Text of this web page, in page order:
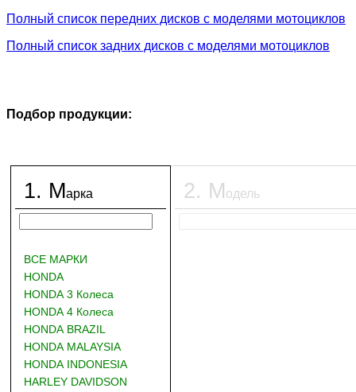
Полный список передних дисков с моделями мотоциклов
Полный список задних дисков с моделями мотоциклов
Подбор продукции:
1. Марка
ВСЕ МАРКИ
HONDA
HONDA 3 Колеса
HONDA 4 Колеса
HONDA BRAZIL
HONDA MALAYSIA
HONDA INDONESIA
HARLEY DAVIDSON
2. Модель